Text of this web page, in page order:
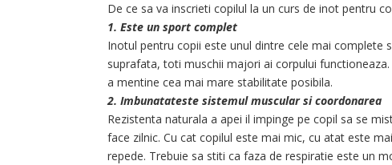
De ce sa va inscrieti copilul la un curs de inot pentru
1. Este un sport complet
Inotul pentru copii este unul dintre cele mai
suprafata, toti muschii majori ai corpului
a mentine cea mai mare stabilitate posibila.
2. Imbunatateste sistemul muscular si coordonarea
Rezistenta naturala a apei il impinge pe copil sa se
face zilnic. Cu cat copilul este mai mic, cu atat este
repede. Trebuie sa stiti ca faza de respiratie este un